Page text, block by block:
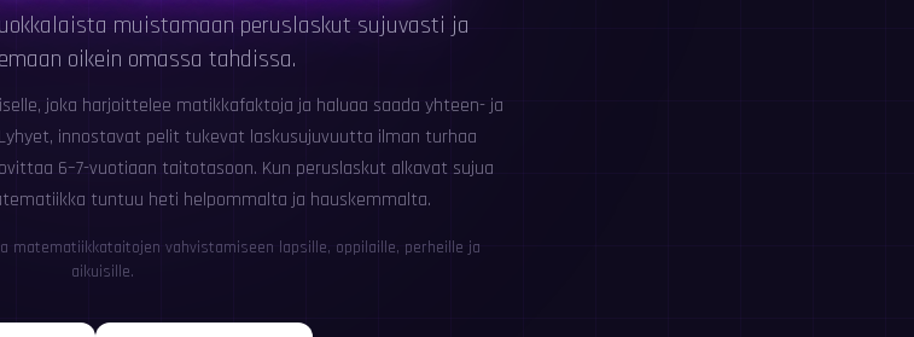
muistamaan peruslaskut sujuvasti ja
oikein omassa tahdissa.
joka harjoittelee matikkafaktoja ja haluaa saada yhteen- ja
innostavat pelit tukevat laskusujuvuutta ilman turhaa
6–7-vuotiaan taitotasoon. Kun peruslaskut alkavat sujua
tuntuu heti helpommalta ja hauskemmalta.
matematiikkataitojen vahvistamiseen lapsille, oppilaille, perheille ja
aikuisille.